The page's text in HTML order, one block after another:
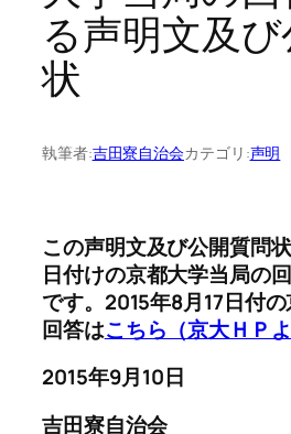
る声明文及
状
執筆者:吉田寮自治会カテゴリ:声明
この声明文及び公開質問
日付けの京都大学当局の
です。2015年8月17日付
回答はこちら（京大ＨＰよ
2015年9月10日
吉田寮自治会